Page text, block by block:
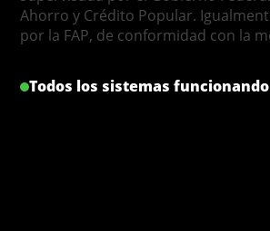
Ahorro y Crédito Popular.
por la FAP, de conformidad con la
Todos los sistemas